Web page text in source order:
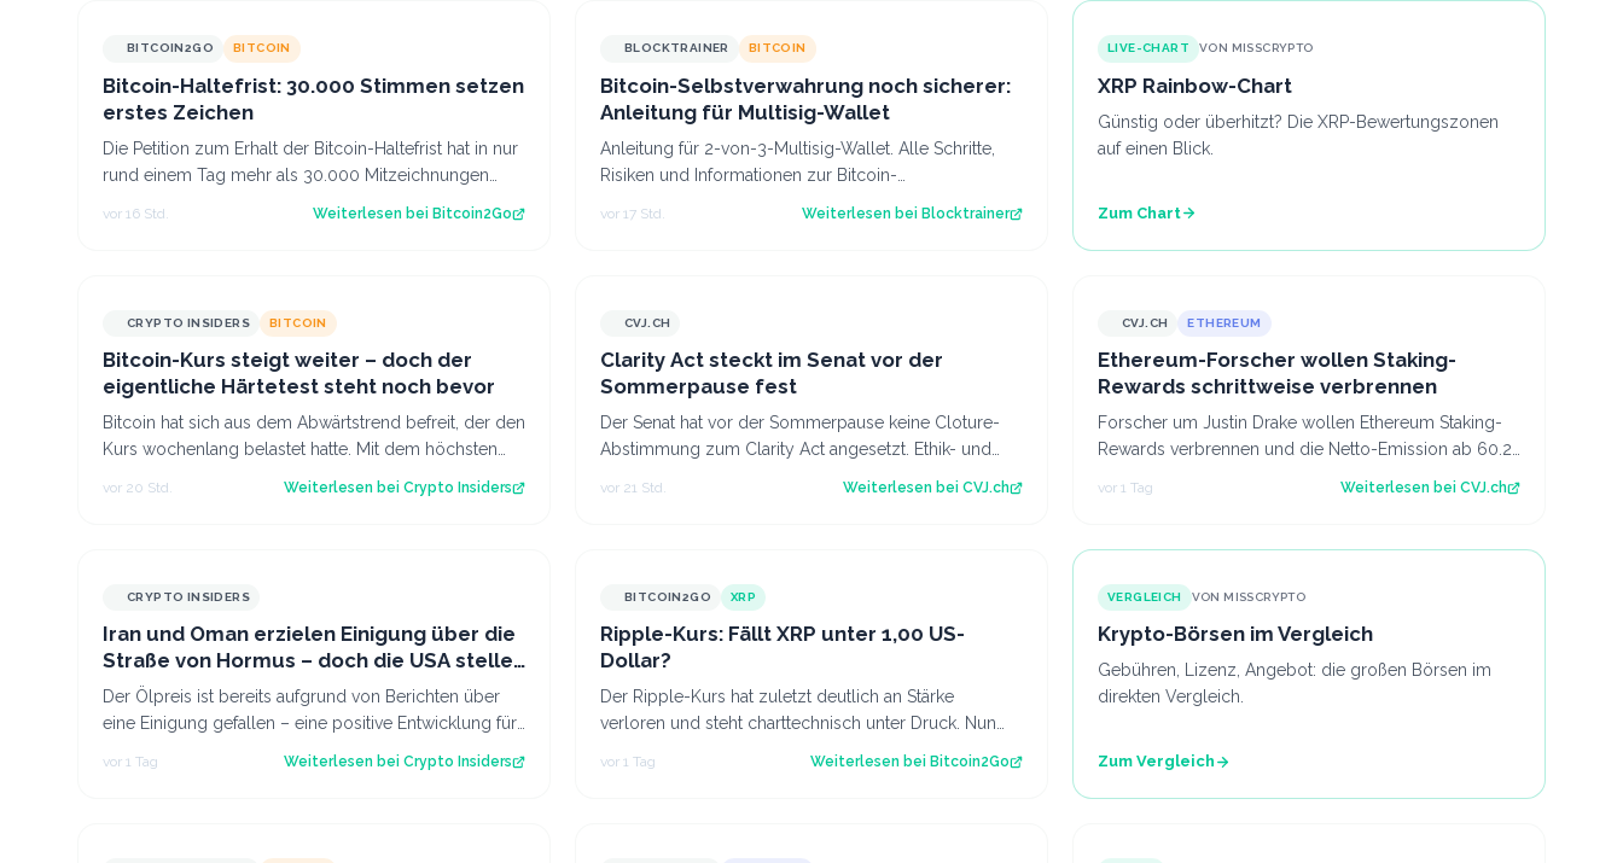
BITCOIN2GO BITCOIN
Bitcoin-Haltefrist: 30.000 Stimmen setzen
erstes Zeichen
Die Petition zum Erhalt der Bitcoin-Haltefrist hat in nur
rund einem Tag mehr als 30.000 Mitzeichnungen
vor 16 Std. Weiterlesen bei Bitcoin2Go
BLOCKTRAINER BITCOIN
Bitcoin-Selbstverwahrung noch sicherer:
Anleitung für Multisig-Wallet
Anleitung für 2-von-3-Multisig-Wallet. Alle Schritte,
Risiken und Informationen zur Bitcoin-
vor 17 Std. Weiterlesen bei Blocktrainer
LIVE-CHART VON MISSCRYPTO
XRP Rainbow-Chart
Günstig oder überhitzt? Die XRP-Bewertungszonen
auf einen Blick.
Zum Chart
CRYPTO INSIDERS BITCOIN
Bitcoin-Kurs steigt weiter – doch der
eigentliche Härtetest steht noch bevor
Bitcoin hat sich aus dem Abwärtstrend befreit, der den
Kurs wochenlang belastet hatte. Mit dem höchsten
vor 20 Std. Weiterlesen bei Crypto Insiders
CVJ.CHCVJ.CH
Clarity Act steckt im Senat vor der
Sommerpause fest
Der Senat hat vor der Sommerpause keine Cloture-
Abstimmung zum Clarity Act angesetzt. Ethik- und
vor 21 Std. Weiterlesen bei CVJ.ch
CVJ.CHCVJ.CH ETHEREUM
Ethereum-Forscher wollen Staking-
Rewards schrittweise verbrennen
Forscher um Justin Drake wollen Ethereum Staking-
Rewards verbrennen und die Netto-Emission ab 60.25
vor 1 Tag Weiterlesen bei CVJ.ch
CRYPTO INSIDERS
Iran und Oman erzielen Einigung über die
Straße von Hormus – doch die USA stellen
sich quer
Der Ölpreis ist bereits aufgrund von Berichten über
eine Einigung gefallen – eine positive Entwicklung für
vor 1 Tag Weiterlesen bei Crypto Insiders
BITCOIN2GO XRP
Ripple-Kurs: Fällt XRP unter 1,00 US-
Dollar?
Der Ripple-Kurs hat zuletzt deutlich an Stärke
verloren und steht charttechnisch unter Druck. Nun
rückt die Marke von 1,00 US-Dollar in den…
vor 1 Tag Weiterlesen bei Bitcoin2Go
VERGLEICH VON MISSCRYPTO
Krypto-Börsen im Vergleich
Gebühren, Lizenz, Angebot: die großen Börsen im
direkten Vergleich.
Zum Vergleich